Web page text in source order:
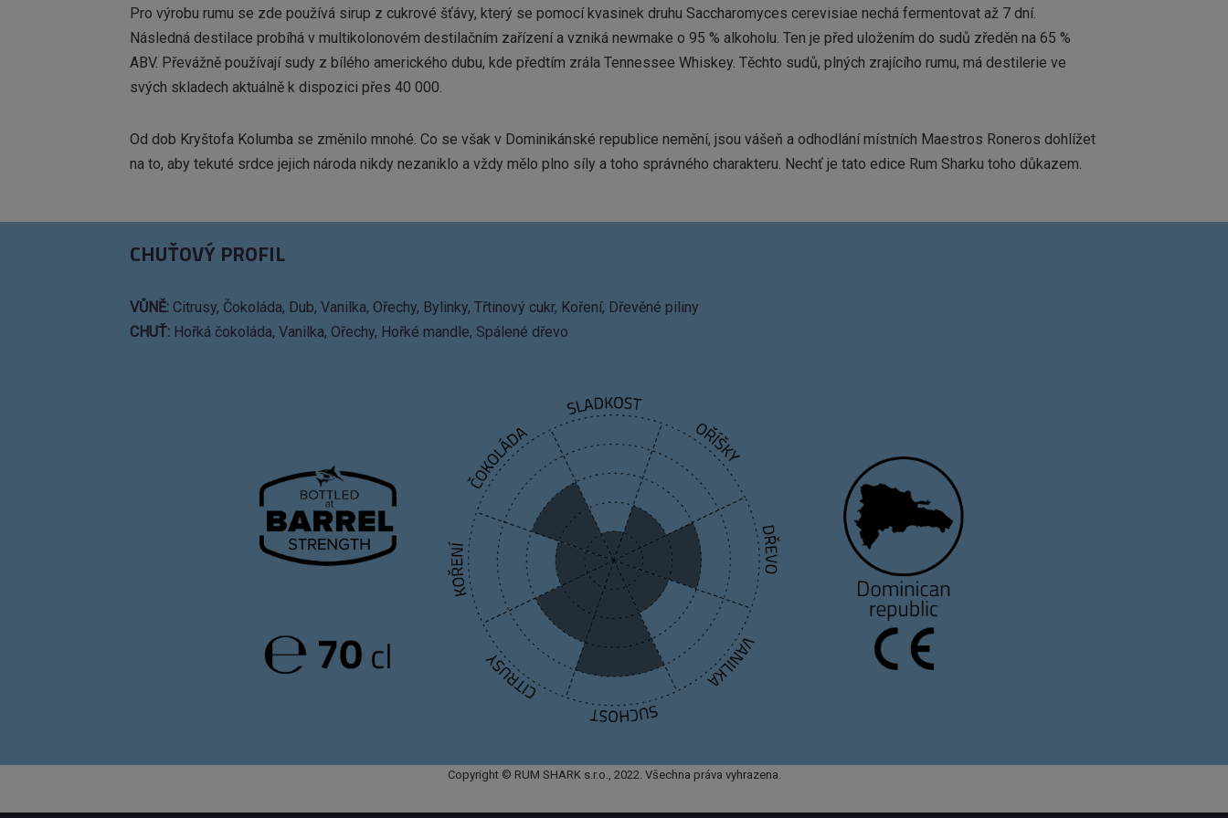
Pro výrobu rumu se zde používá sirup z cukrové šťávy, který se pomocí kvasinek druhu Saccharomyces cerevisiae nechá fermentovat až 7 dní.
Následná destilace probíhá v multikolonovém destilačním zařízení a vzniká newmake o 95 % alkoholu. Ten je před uložením do sudů zředěn na 65 %
ABV. Převážně používají sudy z bílého amerického dubu, kde předtím zrála Tennessee Whiskey. Těchto sudů, plných zrajícího rumu, má destilerie ve
svých skladech aktuálně k dispozici přes 40 000.
Od dob Kryštofa Kolumba se změnilo mnohé. Co se však v Dominikánské republice nemění, jsou vášeň a odhodlání místních Maestros Roneros dohlížet
na to, aby tekuté srdce jejich národa nikdy nezaniklo a vždy mělo plno síly a toho správného charakteru. Nechť je tato edice Rum Sharku toho důkazem.
CHUŤOVÝ PROFIL
VŮNĚ: Citrusy, Čokoláda, Dub, Vanilka, Ořechy, Bylinky, Třtinový cukr, Koření, Dřevěné piliny
CHUŤ: Hořká čokoláda, Vanilka, Ořechy, Hořké mandle, Spálené dřevo
Copyright © RUM SHARK s.r.o., 2022. Všechna práva vyhrazena.